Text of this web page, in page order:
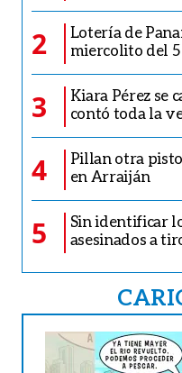
2
Lotería de
miercolito del 5
3
Kiara Pérez se
contó toda la
4
Pillan otra
en Arraiján
5
Sin identificar
asesinados a